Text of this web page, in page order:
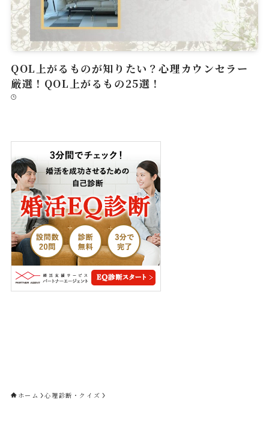
QOL上がるものが知りたい？心理カウンセラー
厳選！QOL上がるもの25選！
ホーム 心理診断・クイズ